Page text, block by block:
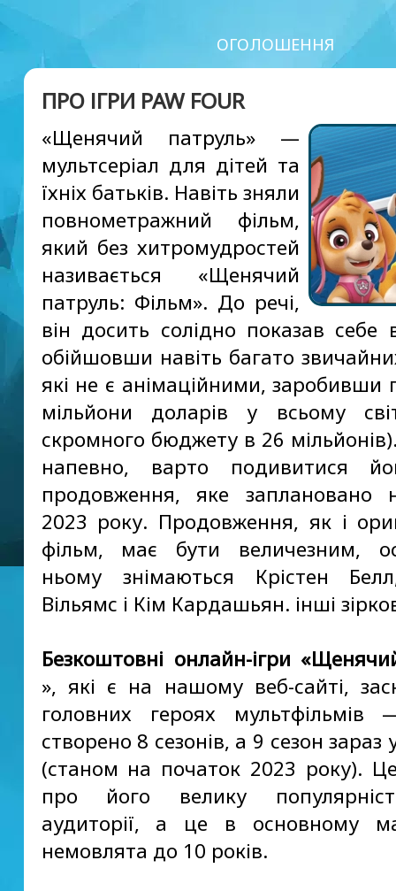
ОГОЛОШЕННЯ
ПРО ІГРИ PAW FOUR
«Щенячий патруль» —
мультсеріал для дітей та
їхніх батьків. Навіть зняли
повнометражний фільм,
який без хитромудростей
називається «Щенячий
патруль: Фільм». До речі,
він досить солідно показав себе
обійшовши навіть багато
які не є анімаційними, заробивши
мільйони доларів у всьому
скромного бюджету в 26
напевно, варто подивитися
продовження, яке заплановано
2023 року. Продовження, як і
фільм, має бути величезним,
ньому знімаються Крістен
Вільямс і Кім Кардашьян. інші
Безкоштовні онлайн-ігри
», які є на нашому веб-сайті,
головних героях
створено 8 сезонів, а 9 сезон зараз
(станом на початок 2023 року).
про його велику
аудиторії, а це в основному
немовлята до 10 років.